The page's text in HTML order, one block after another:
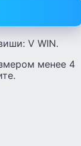
V WIN.
менее 4